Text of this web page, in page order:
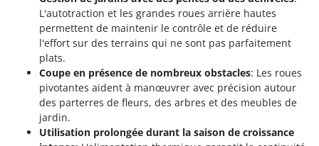
L'autotraction et les grandes roues arrière hautes
permettent de maintenir le contrôle et de réduire
l'effort sur des terrains qui ne sont pas parfaitement
plats.
Coupe en présence de nombreux obstacles: Les roues
pivotantes aident à manœuvrer avec précision autour
des parterres de fleurs, des arbres et des meubles de
jardin.
Utilisation prolongée durant la saison de croissance